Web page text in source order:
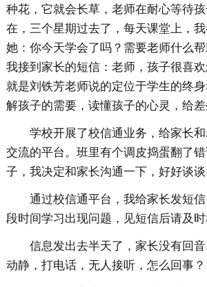
种花，它就会长草，老师在耐心等待
在，三个星期过去了，每天课堂上，
她：你今天学会了吗？需要老师什么帮
我接到家长的短信：老师，孩子很喜
就是刘铁芳老师说的定位于学生的终
解孩子的需要，读懂孩子的心灵，给差
学校开展了校信通业务，给家长
交流的平台。班里有个调皮捣蛋翻了
子，我决定和家长沟通一下，好好谈谈
通过校信通平台，我给家长发短
段时间学习出现问题，见短信后请及
信息发出去半天了，家长没有回
动静，打电话，无人接听，怎么回事？